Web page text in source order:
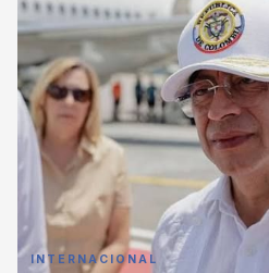
INTERNACIONAL